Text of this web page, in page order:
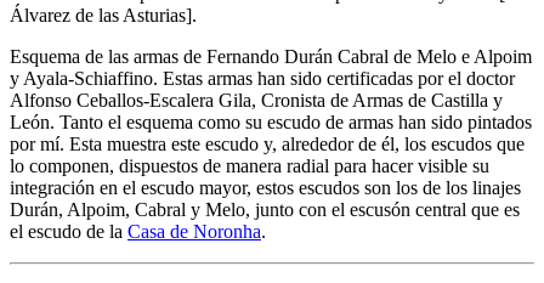
Álvarez de las Asturias].
Esquema de las armas de Fernando Durán Cabral de Melo e Alpoim
y Ayala-Schiaffino. Estas armas han sido certificadas por el doctor
Alfonso Ceballos-Escalera Gila, Cronista de Armas de Castilla y
León. Tanto el esquema como su escudo de armas han sido pintados
por mí. Esta muestra este escudo y, alrededor de él, los escudos que
lo componen, dispuestos de manera radial para hacer visible su
integración en el escudo mayor, estos escudos son los de los linajes
Durán, Alpoim, Cabral y Melo, junto con el escusón central que es
el escudo de la Casa de Noronha.